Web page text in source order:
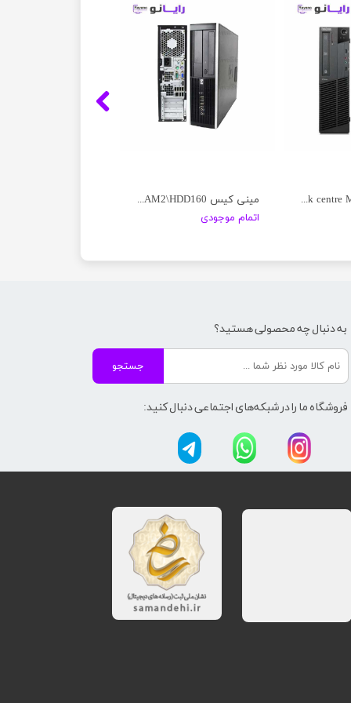
مینی کیس HP\C2D\RAM2\HDD160
اتمام موجودی
مینی کیس Lenovo Think centre M92P
به دنبال چه محصولی هستید؟
جستجو
فروشگاه ما را در شبکه‌های اجتماعی دنبال کنید: